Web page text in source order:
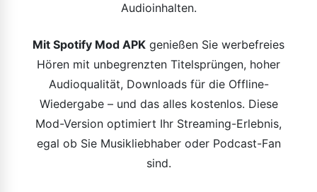
Audioinhalten.
Mit Spotify Mod APK genießen Sie werbefreies
Hören mit unbegrenzten Titelsprüngen, hoher
Audioqualität, Downloads für die Offline-
Wiedergabe – und das alles kostenlos. Diese
Mod-Version optimiert Ihr Streaming-Erlebnis,
egal ob Sie Musikliebhaber oder Podcast-Fan
sind.